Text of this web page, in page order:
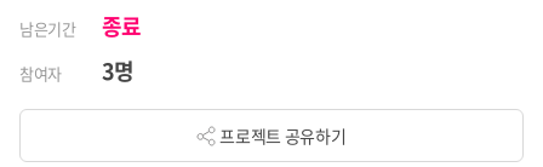
남은기간
종료
참여자 3명
프로젝트 공유하기